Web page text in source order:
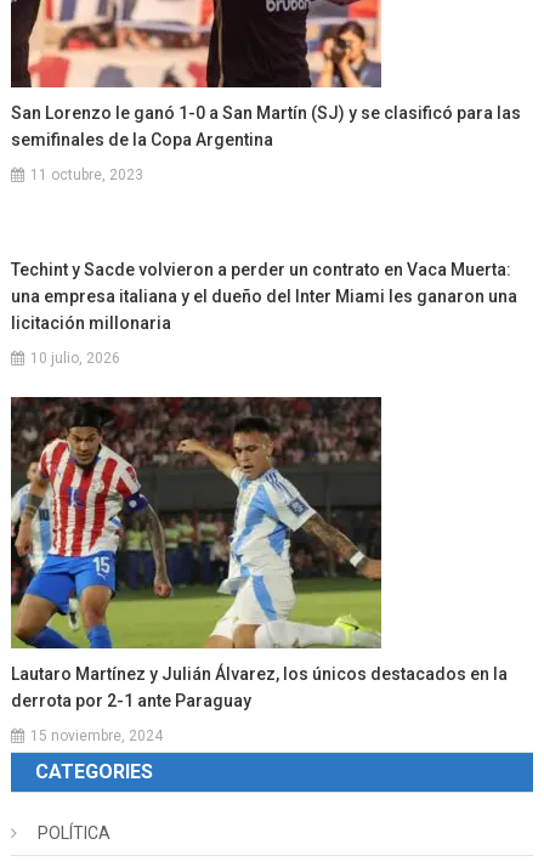
San Lorenzo le ganó 1-0 a San Martín (SJ) y se clasificó para las
semifinales de la Copa Argentina
11 octubre, 2023
Techint y Sacde volvieron a perder un contrato en Vaca Muerta:
una empresa italiana y el dueño del Inter Miami les ganaron una
licitación millonaria
10 julio, 2026
Lautaro Martínez y Julián Álvarez, los únicos destacados en la
derrota por 2-1 ante Paraguay
15 noviembre, 2024
CATEGORIES
POLÍTICA